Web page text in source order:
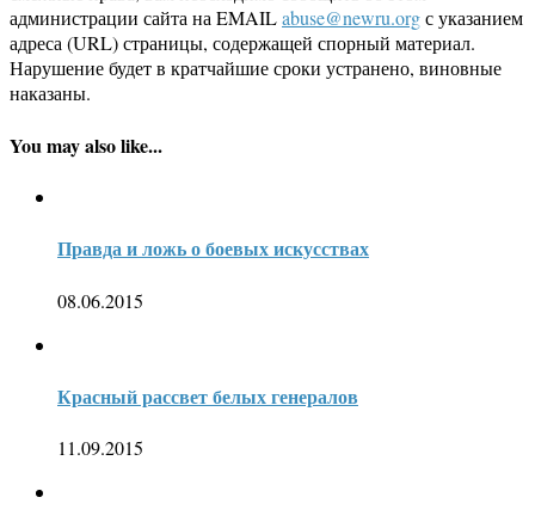
администрации сайта на EMAILabuse@newru.orgс указанием
адреса (URL) страницы, содержащей спорный материал.
Нарушение будет в кратчайшие сроки устранено, виновные
наказаны.
You may also like...
Правда и ложь о боевых искусствах
08.06.2015
Красный рассвет белых генералов
11.09.2015